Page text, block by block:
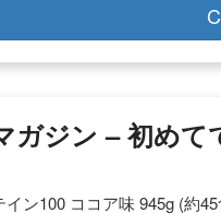
ガジン – 初めて
ン100 ココア味 945g (約